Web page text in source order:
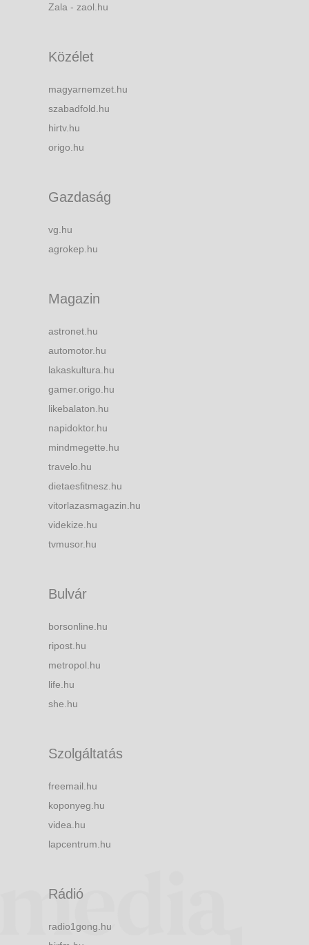
Zala - zaol.hu
Közélet
magyarnemzet.hu
szabadfold.hu
hirtv.hu
origo.hu
Gazdaság
vg.hu
agrokep.hu
Magazin
astronet.hu
automotor.hu
lakaskultura.hu
gamer.origo.hu
likebalaton.hu
napidoktor.hu
mindmegette.hu
travelo.hu
dietaesfitnesz.hu
vitorlazasmagazin.hu
videkize.hu
tvmusor.hu
Bulvár
borsonline.hu
ripost.hu
metropol.hu
life.hu
she.hu
Szolgáltatás
freemail.hu
koponyeg.hu
videa.hu
lapcentrum.hu
Rádió
radio1gong.hu